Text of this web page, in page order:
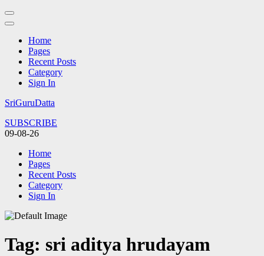
Home
Pages
Recent Posts
Category
Sign In
Skip
content
(Press
SriGuruDatta
SUBSCRIBE
09-08-26
Home
Pages
Recent Posts
Category
Sign In
Tag: sri aditya hrudayam